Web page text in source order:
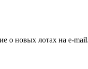
о новых лотах на e-